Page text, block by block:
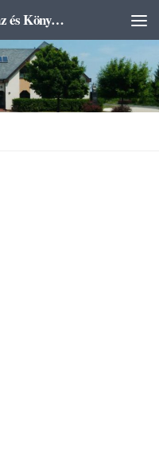
Tát Város Önkormányzat Kultúrház és Könyvtár